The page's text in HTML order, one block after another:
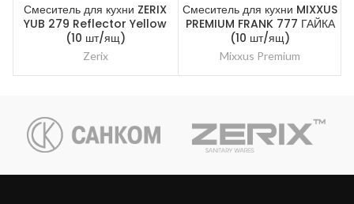
Смеситель для кухни ZERIX
YUB 279 Reflector Yellow
(10 шт/ящ)
Zerix
Смеситель для кухни MIXXUS
PREMIUM FRANK 777 ГАЙКА
(10 шт/ящ)
Mixxus Premium